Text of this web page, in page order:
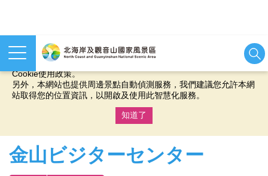
本網站使用cookies等相關技術以持續優化網站服務，並有助於為
您提供更佳的體驗，當您繼續使用本網站即表示您同意我們的
Cookie使用政策。
另外，本網站也提供周邊景點自動偵測服務，我們建議您允許本網
站取得您的位置資訊，以開啟及使用此智慧化服務。
知道了
金山ビジターセンター